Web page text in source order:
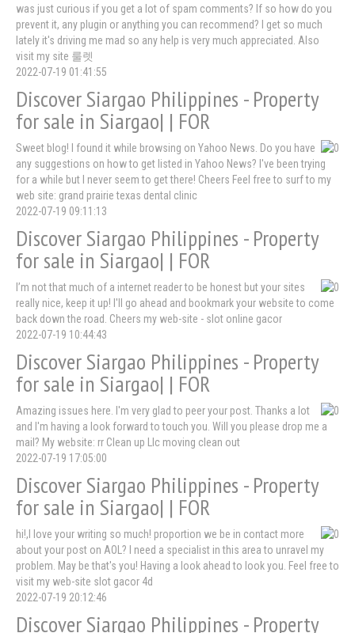
was just curious if you get a lot of spam comments? If so how do you
prevent it, any plugin or anything you can recommend? I get so much
lately it's driving me mad so any help is very much appreciated. Also
visit my site 룰렛
2022-07-19 01:41:55
Discover Siargao Philippines - Property
for sale in Siargao| | FOR
Sweet blog! I found it while browsing on Yahoo News. Do you have
any suggestions on how to get listed in Yahoo News? I've been trying
for a while but I never seem to get there! Cheers Feel free to surf to my
web site: grand prairie texas dental clinic
2022-07-19 09:11:13
Discover Siargao Philippines - Property
for sale in Siargao| | FOR
I’m not that much of a internet reader to be honest but your sites
really nice, keep it up! I'll go ahead and bookmark your website to come
back down the road. Cheers my web-site - slot online gacor
2022-07-19 10:44:43
Discover Siargao Philippines - Property
for sale in Siargao| | FOR
Amazing issues here. I'm very glad to peer your post. Thanks a lot
and I'm having a look forward to touch you. Will you please drop me a
mail? My website: rr Clean up Llc moving clean out
2022-07-19 17:05:00
Discover Siargao Philippines - Property
for sale in Siargao| | FOR
hi!,I love your writing so much! proportion we be in contact more
about your post on AOL? I need a specialist in this area to unravel my
problem. May be that's you! Having a look ahead to look you. Feel free to
visit my web-site slot gacor 4d
2022-07-19 20:12:46
Discover Siargao Philippines - Property